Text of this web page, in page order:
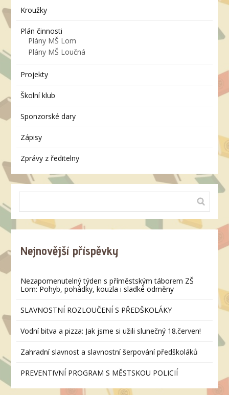
Kroužky
Plán činnosti
Plány MŠ Lom
Plány MŠ Loučná
Projekty
Školní klub
Sponzorské dary
Zápisy
Zprávy z ředitelny
Nejnovější příspěvky
Nezapomenutelný týden s příměstským táborem ZŠ
Lom: Pohyb, pohádky, kouzla i sladké odměny
SLAVNOSTNÍ ROZLOUČENÍ S PŘEDŠKOLÁKY
Vodní bitva a pizza: Jak jsme si užili slunečný 18.červen!
Zahradní slavnost a slavnostní šerpování předškoláků
PREVENTIVNÍ PROGRAM S MĚSTSKOU POLICIÍ